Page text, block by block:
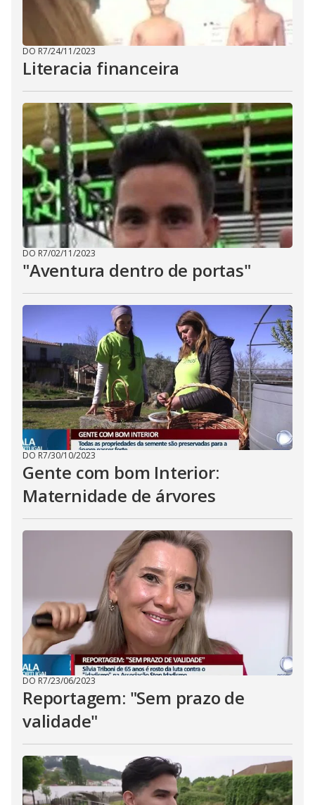
DO R7/24/11/2023
Literacia financeira
DO R7/02/11/2023
"Aventura dentro de portas"
DO R7/30/10/2023
Gente com bom Interior:
Maternidade de árvores
DO R7/23/06/2023
Reportagem: "Sem prazo de
validade"